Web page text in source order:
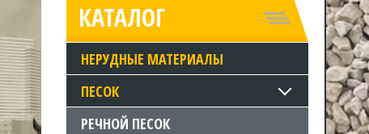
КАТАЛОГ
НЕРУДНЫЕ МАТЕРИАЛЫ
ПЕСОК
РЕЧНОЙ ПЕСОК